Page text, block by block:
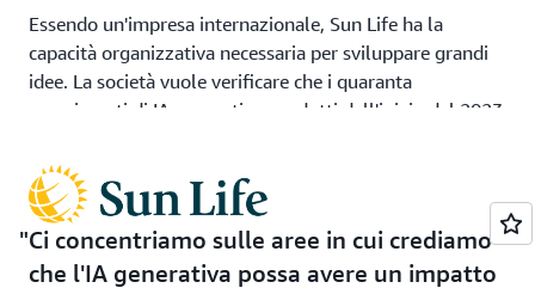
Essendo un'impresa internazionale, Sun Life ha la
capacità organizzativa necessaria per sviluppare grandi
idee. La società vuole verificare che i quaranta
esperimenti di IA generativa condotti dall'inizio del 2023
Sun Life ha imparato molto dalle sue iniziative di IA
generativa. Mentre continua a esplorare nuovi modi per
fornire valore ai propri dipendenti e clienti, la società si
concentra sul cambiamento di mentalità e
Ci concentriamo sulle aree in cui crediamo
che l'IA generativa possa avere un impatto